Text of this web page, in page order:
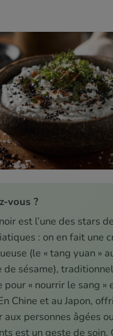
vous ?
est l’une des stars
: on en fait une
(le « tang yuan »
de sésame),
pour « nourrir le sang »
Chine et au Japon,
aux personnes âgées
est un geste de soin.